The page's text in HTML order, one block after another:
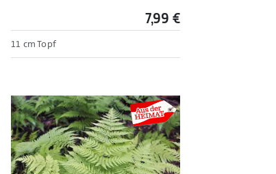
7,99 €
11 cm Topf